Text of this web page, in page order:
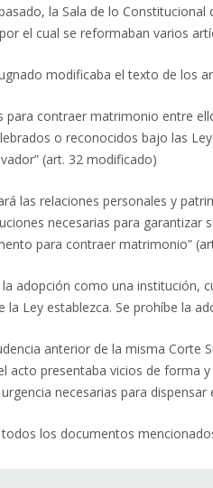
la Sala de lo
el cual se reformaban varios
modificaba el texto de los
para contraer matrimonio entre
o reconocidos bajo las
(art. 32 modificado)
las relaciones personales y
necesarias para garantizar
para contraer matrimonio”
la adopción como una institución,
la Ley establezca. Se prohíbe la
anterior de la misma Corte
acto presentaba vicios de forma
necesarias para
los documentos